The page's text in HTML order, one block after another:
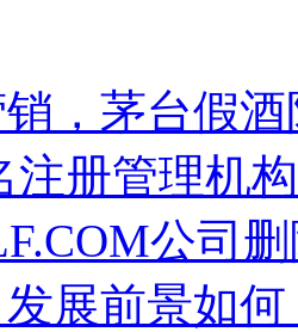
，茅台假
注册管理机
公司
展前景如何